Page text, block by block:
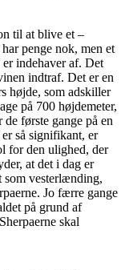
til at blive et –
penge nok, men et
er indehaver af. Det
indtraf. Det er en
højde, som adskiller
på 700 højdemeter,
første gange på en
så signifikant, er
for den ulighed, der
at det i dag er
som vesterlænding,
Jo færre gange
på grund af
skal